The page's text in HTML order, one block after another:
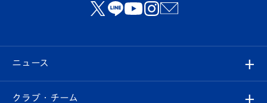
ニュース
すべて
クラブ・チーム